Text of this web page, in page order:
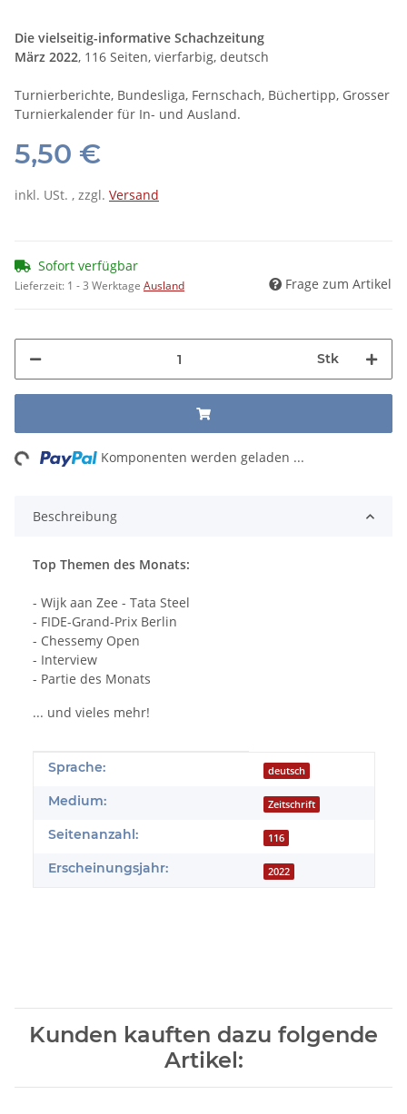
Die vielseitig-informative Schachzeitung
März 2022, 116 Seiten, vierfarbig, deutsch
Turnierberichte, Bundesliga, Fernschach, Büchertipp, Grosser
Turnierkalender für In- und Ausland.
5,50 €
inkl. USt. , zzgl. Versand
Sofort verfügbar
Lieferzeit: 1 - 3 Werktage Ausland Frage zum Artikel
Stk
Komponenten werden geladen ...
Beschreibung
Top Themen des Monats:
- Wijk aan Zee - Tata Steel
- FIDE-Grand-Prix Berlin
- Chessemy Open
- Interview
- Partie des Monats
... und vieles mehr!
Produkteigenschaft
Wert
Sprache: deutsch
Medium: Zeitschrift
Seitenanzahl: 116
Erscheinungsjahr: 2022
Kunden kauften dazu folgende
Artikel: